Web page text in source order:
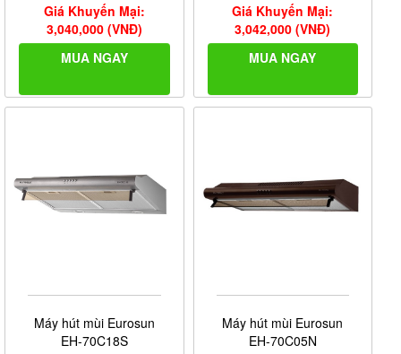
Giá Khuyến Mại:
3,040,000 (VNĐ)
MUA NGAY
Giá Khuyến Mại:
3,042,000 (VNĐ)
MUA NGAY
Máy hút mùi Eurosun
EH-70C18S
Máy hút mùi Eurosun
EH-70C05N